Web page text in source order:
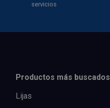
servicios
Productos más buscados
Lijas